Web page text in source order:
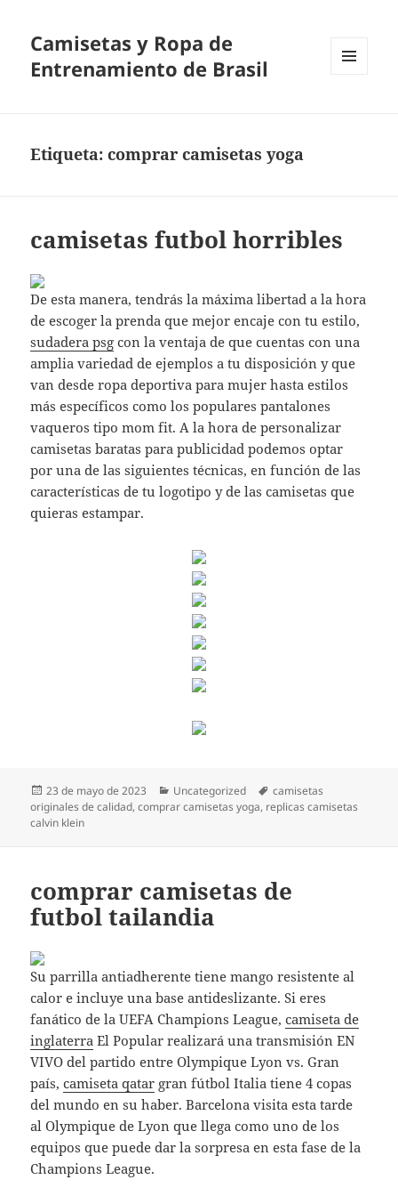
Camisetas y Ropa de
Entrenamiento de Brasil
Etiqueta:comprar camisetas yoga
camisetas futbol horribles
De esta manera, tendrás la máxima libertad a la hora
de escoger la prenda que mejor encaje con tu estilo,
sudadera psg con la ventaja de que cuentas con una
amplia variedad de ejemplos a tu disposición y que
van desde ropa deportiva para mujer hasta estilos
más específicos como los populares pantalones
vaqueros tipo mom fit. A la hora de personalizar
camisetas baratas para publicidad podemos optar
por una de las siguientes técnicas, en función de las
características de tu logotipo y de las camisetas que
quieras estampar.
Publicado
el
23 de mayo de 2023 Categorías
Uncategorized Etiquetas
camisetas
originales de calidad,comprar camisetas yoga, replicas camisetas
calvin klein
comprar camisetas de
futbol tailandia
Su parrilla antiadherente tiene mango resistente al
calor e incluye una base antideslizante. Si eres
fanático de la UEFA Champions League,camiseta de
inglaterra El Popular realizará una transmisión EN
VIVO del partido entre Olympique Lyon vs. Gran
país,camiseta qatar gran fútbol Italia tiene 4 copas
del mundo en su haber. Barcelona visita esta tarde
al Olympique de Lyon que llega como uno de los
equipos que puede dar la sorpresa en esta fase de la
Champions League.